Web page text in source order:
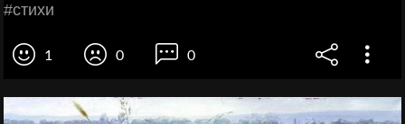
#стихи
1 0 0